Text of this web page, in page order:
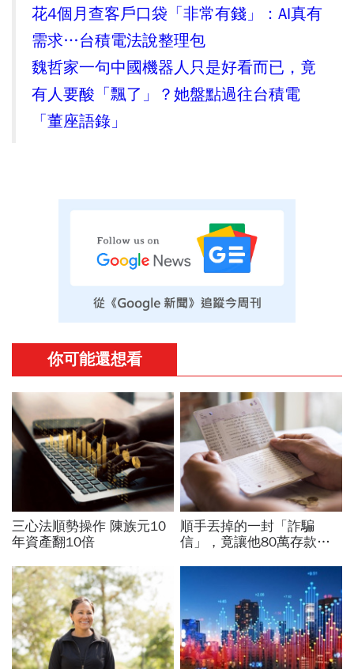
花4個月查客戶口袋「非常有錢」：AI真有
需求…台積電法說整理包
魏哲家一句中國機器人只是好看而已，竟
有人要酸「飄了」？她盤點過往台積電
「董座語錄」